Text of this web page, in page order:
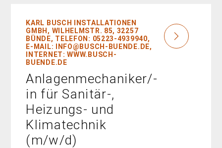
KARL BUSCH INSTALLATIONEN
GMBH, WILHELMSTR. 85, 32257
BÜNDE, TELEFON: 05223-4939940,
E-MAIL: INFO@BUSCH-BUENDE.DE,
INTERNET: WWW.BUSCH-
BUENDE.DE
Anlagenmechaniker/-
in für Sanitär-,
Heizungs- und
Klimatechnik
(m/w/d)